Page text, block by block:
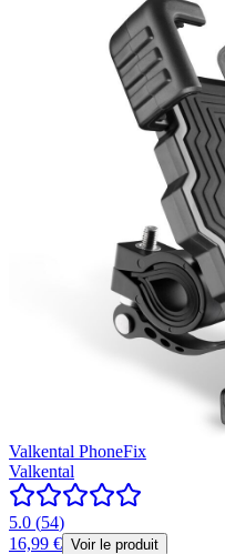
Valkental PhoneFix
Valkental
5.0 (54)
16,99 € Voir le produit